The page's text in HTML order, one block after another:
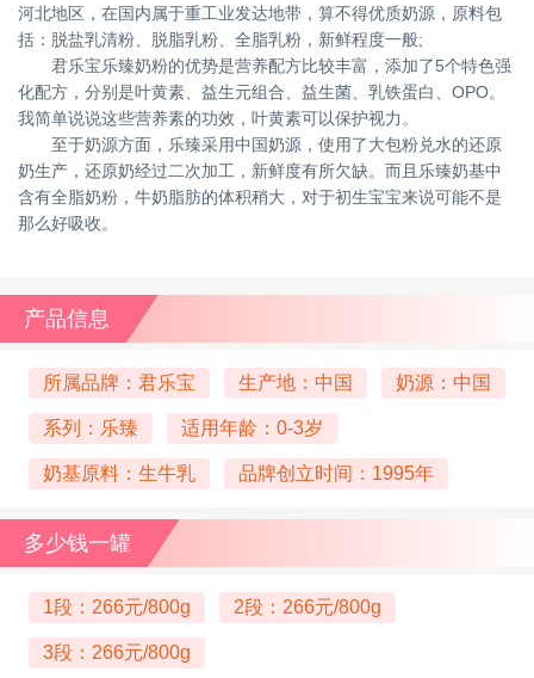
河北地区，在国内属于重工业发达地带，算不得优质奶源，原料包
括：脱盐乳清粉、脱脂乳粉、全脂乳粉，新鲜程度一般;
君乐宝乐臻奶粉的优势是营养配方比较丰富，添加了5个特色强
化配方，分别是叶黄素、益生元组合、益生菌、乳铁蛋白、OPO。
我简单说说这些营养素的功效，叶黄素可以保护视力。
至于奶源方面，乐臻采用中国奶源，使用了大包粉兑水的还原
奶生产，还原奶经过二次加工，新鲜度有所欠缺。而且乐臻奶基中
含有全脂奶粉，牛奶脂肪的体积稍大，对于初生宝宝来说可能不是
那么好吸收。
产品信息
所属品牌：君乐宝 生产地：中国 奶源：中国
系列：乐臻 适用年龄：0-3岁
奶基原料：生牛乳 品牌创立时间：1995年
多少钱一罐
1段：266元/800g 2段：266元/800g
3段：266元/800g